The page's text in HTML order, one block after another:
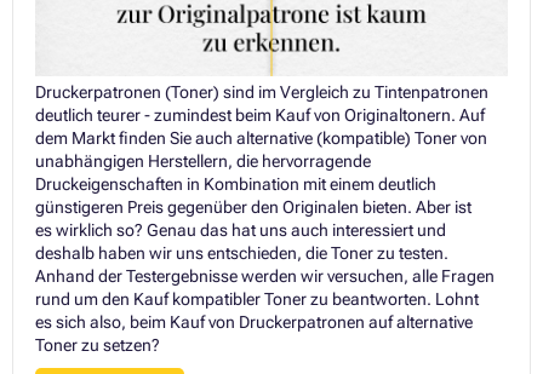
Druckerpatronen (Toner) sind im Vergleich zu Tintenpatronen
deutlich teurer - zumindest beim Kauf von Originaltonern. Auf
dem Markt finden Sie auch alternative (kompatible) Toner von
unabhängigen Herstellern, die hervorragende
Druckeigenschaften in Kombination mit einem deutlich
günstigeren Preis gegenüber den Originalen bieten. Aber ist
es wirklich so? Genau das hat uns auch interessiert und
deshalb haben wir uns entschieden, die Toner zu testen.
Anhand der Testergebnisse werden wir versuchen, alle Fragen
rund um den Kauf kompatibler Toner zu beantworten. Lohnt
es sich also, beim Kauf von Druckerpatronen auf alternative
Toner zu setzen?